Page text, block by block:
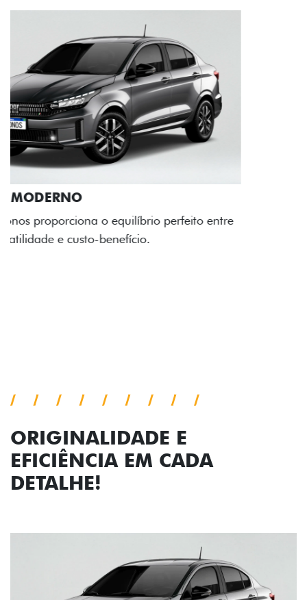
RODAS DE LIGA-LEVE
As rodas de liga leve com desenho dinâmico e
acabamento diamantado elevam o estilo do Fiat
ORIGINALIDADE E
EFICIÊNCIA EM CADA
DETALHE!